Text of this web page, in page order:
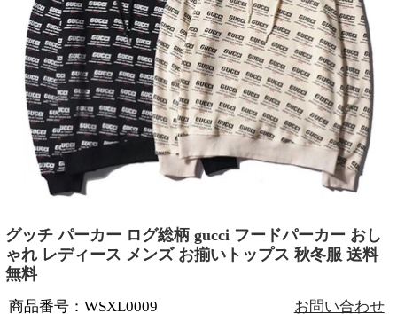
グッチ パーカー ログ総柄 gucci フードパーカー おし
ゃれ レディース メンズ お揃いトップス 秋冬服 送料
無料
商品番号：WSXL0009 お問い合わせ